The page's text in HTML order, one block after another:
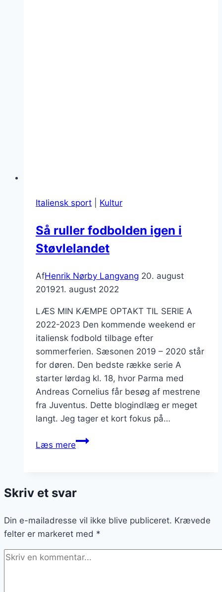
Italiensk sport Kultur
Så ruller fodbolden igen i
Støvlelandet
AfHenrik Nørby Langvang 20. august
201921. august 2022
LÆS MIN KÆMPE OPTAKT TIL SERIE A
2022-2023 Den kommende weekend er
italiensk fodbold tilbage efter
sommerferien. Sæsonen 2019 – 2020 står
for døren. Den bedste række serie A
starter lørdag kl. 18, hvor Parma med
Andreas Cornelius får besøg af mestrene
fra Juventus. Dette blogindlæg er meget
langt. Jeg tager et kort fokus på…
Læs mereSå
i
Skriv et svar
Din e-mailadresse vil ikke blive publiceret. Krævede
felter er markeret med *